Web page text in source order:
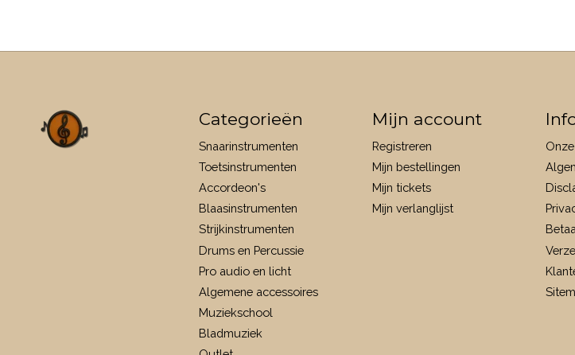
Categorieën
Snaarinstrumenten
Toetsinstrumenten
Accordeon's
Blaasinstrumenten
Strijkinstrumenten
Drums en Percussie
Pro audio en licht
Algemene accessoires
Muziekschool
Bladmuziek
Mijn account
Registreren
Mijn bestellingen
Mijn tickets
Mijn verlanglijst